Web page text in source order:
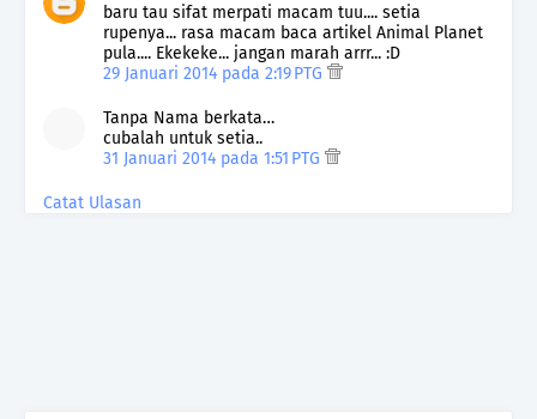
baru tau sifat merpati macam tuu.... setia
rupenya... rasa macam baca artikel Animal Planet
pula.... Ekekeke... jangan marah arrr... :D
29 Januari 2014 pada 2:19 PTG
Tanpa Nama berkata…
cubalah untuk setia..
31 Januari 2014 pada 1:51 PTG
Catat Ulasan